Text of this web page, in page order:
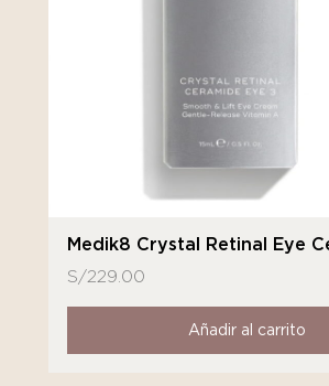
Medik8 Crystal Retinal Eye
S/229.00
Añadir al carrito